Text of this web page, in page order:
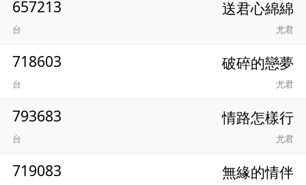
657213 送君心綿綿
台 尤君
718603 破碎的戀夢
台 尤君
793683 情路怎樣行
台 尤君
719083 無緣的情伴